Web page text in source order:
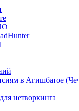
в Агишбатое
нетворкинга